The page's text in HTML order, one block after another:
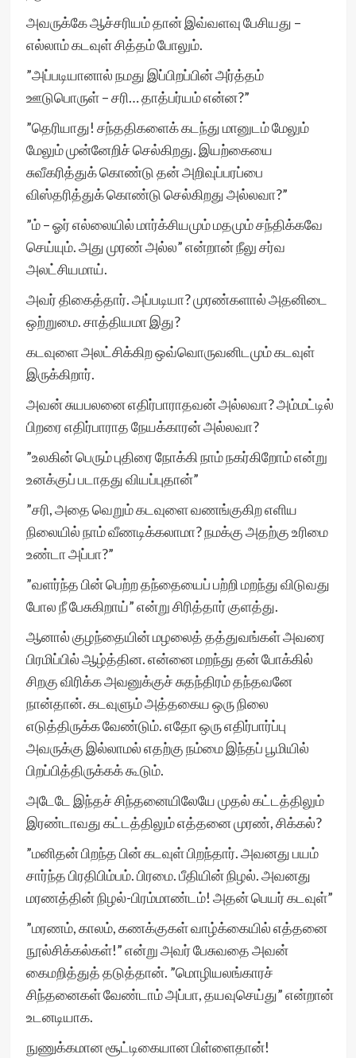
அவருக்கே ஆச்சரியம் தான் இவ்வளவு பேசியது –
எல்லாம் கடவுள் சித்தம் போலும்.
”அப்படியானால் நமது இப்பிறப்பின் அர்த்தம்
ஊடுபொருள் – சரி… தாத்பர்யம் என்ன?”
”தெரியாது! சந்ததிகளைக் கடந்து மானுடம் மேலும்
மேலும் முன்னேறிச் செல்கிறது. இயற்கையை
சுவீகரித்துக் கொண்டு தன் அறிவுப்பரப்பை
விஸ்தரித்துக் கொண்டு செல்கிறது அல்லவா?”
”ம் – ஓர் எல்லையில் மார்க்சியமும் மதமும் சந்திக்கவே
செய்யும். அது முரண் அல்ல” என்றான் நீலு சர்வ
அலட்சியமாய்.
அவர் திகைத்தார். அப்படியா? முரண்களால் அதனிடை
ஒற்றுமை. சாத்தியமா இது?
கடவுளை அலட்சிக்கிற ஒவ்வொருவனிடமும் கடவுள்
இருக்கிறார்.
அவன் சுயபலனை எதிர்பாராதவன் அல்லவா? அம்மட்டில்
பிறரை எதிர்பாராத நேயக்காரன் அல்லவா?
”உலகின் பெரும் புதிரை நோக்கி நாம் நகர்கிறோம் என்று
உனக்குப் படாதது வியப்புதான்”
”சரி, அதை வெறும் கடவுளை வணங்குகிற எளிய
நிலையில் நாம் வீணடிக்கலாமா? நமக்கு அதற்கு உரிமை
உண்டா அப்பா?”
”வளர்ந்த பின் பெற்ற தந்தையைப் பற்றி மறந்து விடுவது
போல நீ பேசுகிறாய்” என்று சிரித்தார் குளத்து.
ஆனால் குழந்தையின் மழலைத் தத்துவங்கள் அவரை
பிரமிப்பில் ஆழ்த்தின. என்னை மறந்து தன் போக்கில்
சிறகு விரிக்க அவனுக்குச் சுதந்திரம் தந்தவனே
நான்தான். கடவுளும் அத்தகைய ஒரு நிலை
எடுத்திருக்க வேண்டும். எதோ ஒரு எதிர்பார்ப்பு
அவருக்கு இல்லாமல் எதற்கு நம்மை இந்தப் பூமியில்
பிறப்பித்திருக்கக் கூடும்.
அடேடே இந்தச் சிந்தனையிலேயே முதல் கட்டத்திலும்
இரண்டாவது கட்டத்திலும் எத்தனை முரண், சிக்கல்?
”மனிதன் பிறந்த பின் கடவுள் பிறந்தார். அவனது பயம்
சார்ந்த பிரதிபிம்பம். பிரமை. பீதியின் நிழல். அவனது
மரணத்தின் நிழல்-பிரம்மாண்டம்! அதன் பெயர் கடவுள்”
”மரணம், காலம், கணக்குகள் வாழ்க்கையில் எத்தனை
நூல்சிக்கல்கள்!” என்று அவர் பேசுவதை அவன்
கைமறித்துத் தடுத்தான். ”மொழியலங்காரச்
சிந்தனைகள் வேண்டாம் அப்பா, தயவுசெய்து” என்றான்
உடனடியாக.
நுணுக்கமான சூட்டிகையான பிள்ளைதான்!